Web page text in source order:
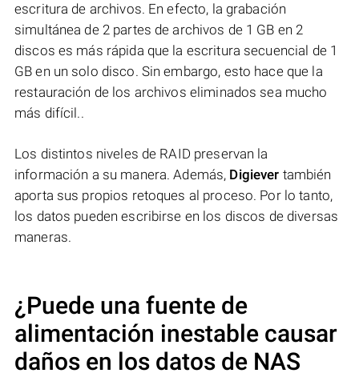
escritura de archivos. En efecto, la grabación
simultánea de 2 partes de archivos de 1 GB en 2
discos es más rápida que la escritura secuencial de 1
GB en un solo disco. Sin embargo, esto hace que la
restauración de los archivos eliminados sea mucho
más difícil..
Los distintos niveles de RAID preservan la
información a su manera. Además, Digiever también
aporta sus propios retoques al proceso. Por lo tanto,
los datos pueden escribirse en los discos de diversas
maneras.
¿Puede una fuente de
alimentación inestable causar
daños en los datos de NAS